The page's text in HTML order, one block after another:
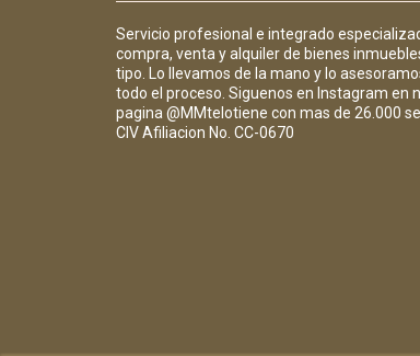
Servicio profesional e integrado
compra, venta y alquiler de bienes
tipo. Lo llevamos de la mano y lo
todo el proceso. Siguenos en Instagram en
pagina @MMtelotiene con mas de 26.000
CIV Afiliacion No. CC-0670